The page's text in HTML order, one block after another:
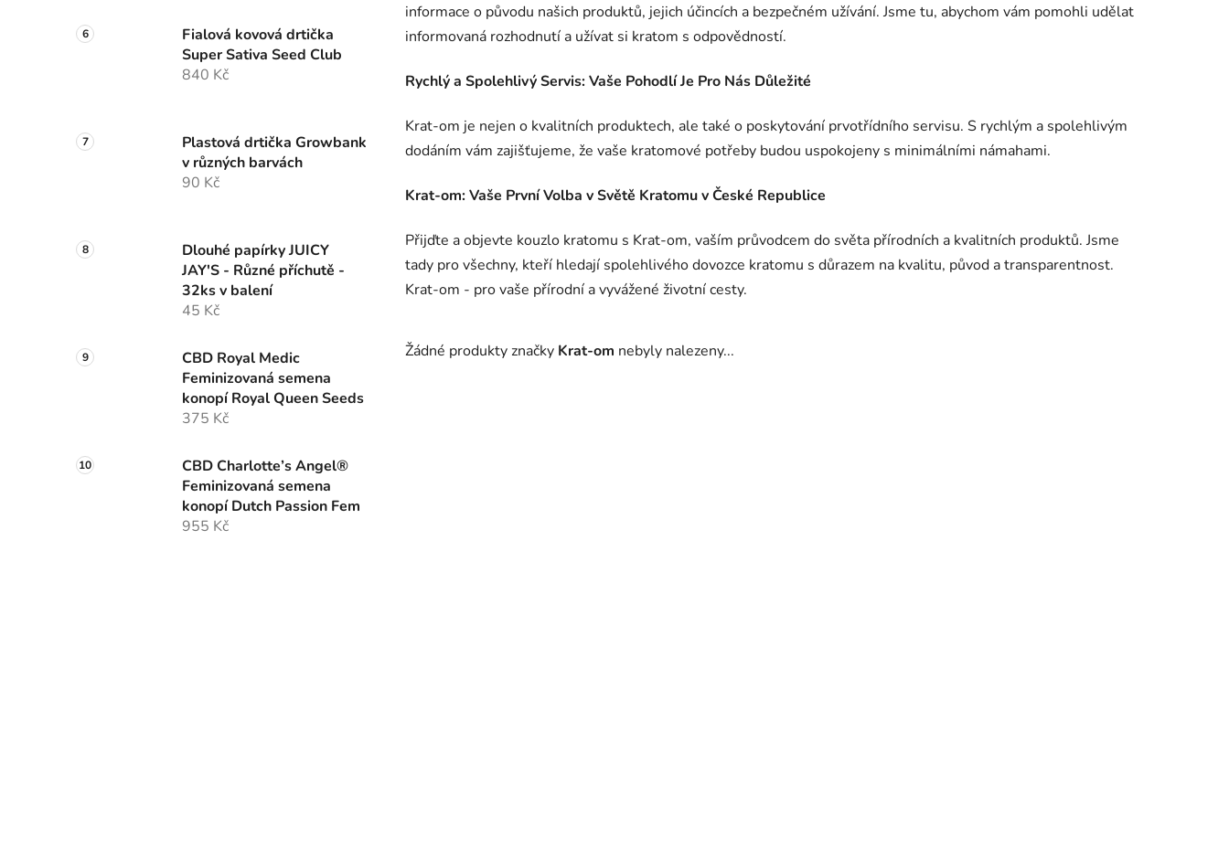
Fialová kovová drtička
Super Sativa Seed Club
840 Kč
Plastová drtička Growbank
v různých barvách
90 Kč
Dlouhé papírky JUICY
JAY'S - Různé příchutě -
32ks v balení
45 Kč
CBD Royal Medic
Feminizovaná semena
konopí Royal Queen Seeds
375 Kč
CBD Charlotte’s Angel®
Feminizovaná semena
konopí Dutch Passion Fem
955 Kč
informace o původu našich produktů, jejich účincích a bezpečném užívání. Jsme tu, abychom vám pomohli udělat
informovaná rozhodnutí a užívat si kratom s odpovědností.
Rychlý a Spolehlivý Servis: Vaše Pohodlí Je Pro Nás Důležité
Krat-om je nejen o kvalitních produktech, ale také o poskytování prvotřídního servisu. S rychlým a spolehlivým
dodáním vám zajišťujeme, že vaše kratomové potřeby budou uspokojeny s minimálními námahami.
Krat-om: Vaše První Volba v Světě Kratomu v České Republice
Přijďte a objevte kouzlo kratomu s Krat-om, vaším průvodcem do světa přírodních a kvalitních produktů. Jsme
tady pro všechny, kteří hledají spolehlivého dovozce kratomu s důrazem na kvalitu, původ a transparentnost.
Krat-om - pro vaše přírodní a vyvážené životní cesty.
Žádné produkty značky Krat-om nebyly nalezeny...